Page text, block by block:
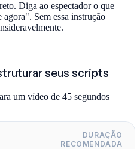
Diga ao espectador o que
Sem essa instrução
seus scripts
um vídeo de 45 segundos
DURAÇÃO
RECOMENDADA